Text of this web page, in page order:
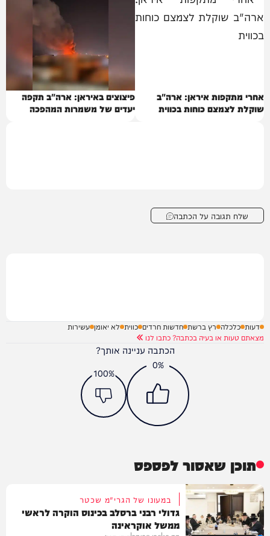
אחרי מתקפות איראן: ארה"ב
שוקלת לצמצם כוחות בכווית
פיצוצים באיראן: ארה"ב תקפה
יעדים של משמרות המהפכה
שלח תגובה על הכתבה
דעות כלכלה רץ ברשת חדשות חרדים כווית לא יאומן עשירות
מצאתם טעות או בעיה בכתבה? כתבו לנו
הכתבה עניינה אותך?
0%
100%
תוכן שאסור לפספס
במעונו של הגרי"מ שכטר
גדולי רבני ברסלב בכינוס הוקרה לראשי
ממשל אוקראינה